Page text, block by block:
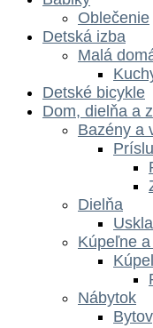
Oblečenie
Detská izba
Malá
Detské bicykle
Dom, dielňa a
Bazény a
Dielňa
Kúpeľne
Nábytok